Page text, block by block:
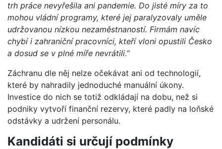
trh práce nevyřešila ani pandemie. Do jisté míry za to
mohou vládní programy, které jej paralyzovaly uměle
udržovanou nízkou nezaměstnaností. Firmám navíc
chybí i zahraniční pracovníci, kteří vloni opustili Česko
a dosud se v plné míře nevrátili.“
Záchranu dle něj nelze očekávat ani od technologií,
které by nahradily jednoduché manuální úkony.
Investice do nich se totiž odkládají na dobu, než si
podniky vytvoří finanční rezervy, které padly na loňské
odstávky a udržení personálu.
Kandidáti si určují podmínky